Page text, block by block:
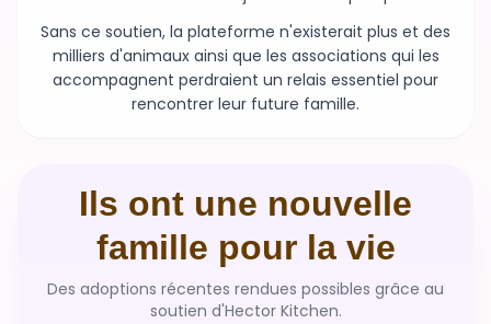
Sans ce soutien, la plateforme n'existerait plus et des
milliers d'animaux ainsi que les associations qui les
accompagnent perdraient un relais essentiel pour
rencontrer leur future famille.
Ils ont une nouvelle
famille pour la vie
Des adoptions récentes rendues possibles grâce au
soutien d'Hector Kitchen.